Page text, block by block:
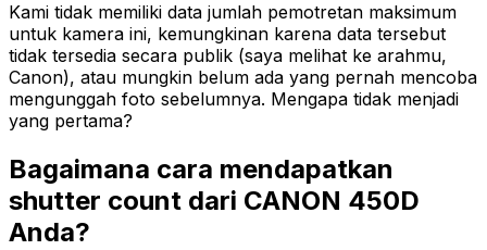
Kami tidak memiliki data jumlah pemotretan maksimum
untuk kamera ini, kemungkinan karena data tersebut
tidak tersedia secara publik (saya melihat ke arahmu,
Canon), atau mungkin belum ada yang pernah mencoba
mengunggah foto sebelumnya. Mengapa tidak menjadi
yang pertama?
Bagaimana cara mendapatkan
shutter count dari CANON 450D
Anda?